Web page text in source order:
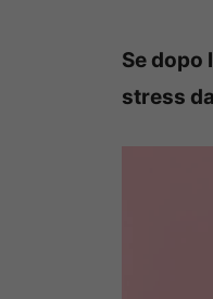
Se dopo
stress